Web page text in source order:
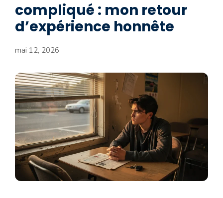
compliqué : mon retour
d’expérience honnête
mai 12, 2026